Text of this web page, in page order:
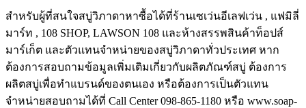
สำหรับผู้ที่สนใจสบู่วิภาดาหาซื้อได้ที่ร้านเซเว่นอีเลฟเว่น , แฟมิลี่
มาร์ท , 108 SHOP, LAWSON 108 และห้างสรรพสินค้าท็อปส์
มาร์เก็ต และตัวแทนจำหน่ายของสบู่วิภาดาทั่วประเทศ หาก
ต้องการสอบถามข้อมูลเพิ่มเติมเกี่ยวกับผลิตภัณฑ์สบู่ ต้องการ
ผลิตสบู่เพื่อทำแบรนด์ของตนเอง หรือต้องการเป็นตัวแทน
จำหน่ายสอบถามได้ที่ Call Center 098-865-1180 หรือ www.soap-